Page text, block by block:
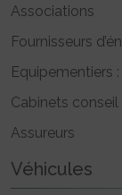
Associations
Fournisseurs
Equipementiers
Cabinets conseil
Assureurs
Véhicules